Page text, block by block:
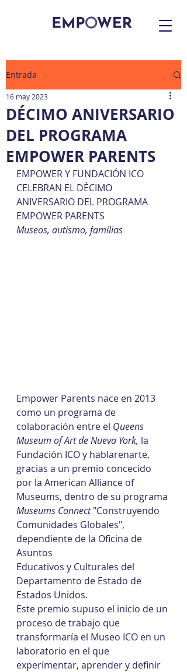
Entrada
DÉCIMO ANIVERSARIO
DEL PROGRAMA
EMPOWER PARENTS
16 may 2023
EMPOWER Y FUNDACIÓN ICO
CELEBRAN EL DÉCIMO
ANIVERSARIO DEL PROGRAMA
EMPOWER PARENTS
Museos, autismo, familias
Empower Parents nace en 2013
como un programa de
colaboración entre el Queens
Museum of Art de Nueva York, la
Fundación ICO y hablarenarte,
gracias a un premio concecido
por la American Alliance of
Museums, dentro de su programa
Museums Connect "Construyendo
Comunidades Globales",
dependiente de la Oficina de
Asuntos
Educativos y Culturales del
Departamento de Estado de
Estados Unidos.
Este premio supuso el inicio de un
proceso de trabajo que
transformaría el Museo ICO en un
laboratorio en el que
experimentar, aprender y definir